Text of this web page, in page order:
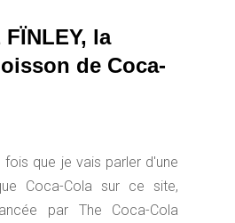
la
de Coca-
fois que je vais parler d'une
Coca-Cola sur ce site,
par The Coca-Cola